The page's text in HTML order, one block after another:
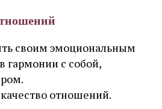
своим эмоциональным
гармонии с собой,
отношений.